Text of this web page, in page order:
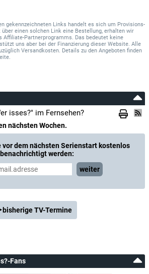
gekennzeichneten Links handelt es sich um Provisions-
einen solchen Link eine Bestellung, erhalten wir
Affiliate-Partnerprogramms. Das bedeutet keine
uns aber bei der Finanzierung dieser Website. Alle
Versandkosten. Details zu den Angeboten finden
isses?" im Fernsehen?
nächsten Wochen.
vor dem nächsten Serienstart kostenlos
werden:
weiter
bisherige TV-Termine
Fans